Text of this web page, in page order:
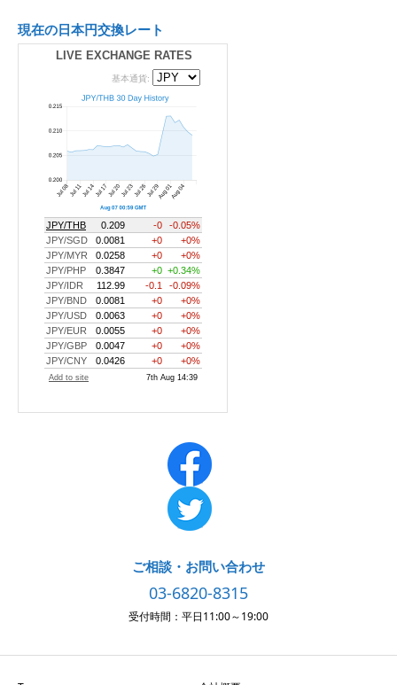
現在の日本円交換レート
LIVE EXCHANGE RATES
ご相談・お問い合わせ
03-6820-8315
受付時間：平日11:00～19:00